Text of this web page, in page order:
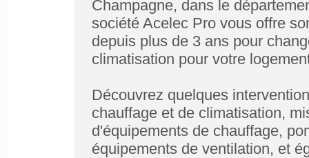
Champagne, dans le
société Acelec Pro vous offre
depuis plus de 3 ans pour
climatisation pour votre
Découvrez quelques
chauffage et de climatisation,
d'équipements de chauffage,
équipements de ventilation, et